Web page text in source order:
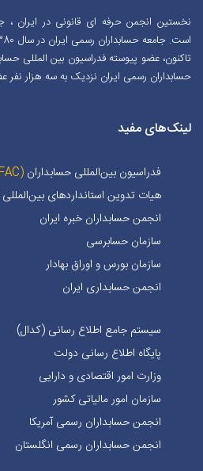
نخستین انجمن حرفه ای قانونی در ایران ،
حسابداران رسمی ایران نزدیک به سه هزار نفر
لینک‌های مفید
فدراسیون بین‌المللی حسابداران (IFAC)
هیات تدوین استانداردهای
انجمن حسابداران خبره ايران
سازمان حسابرسی
سازمان بورس و اوراق بهادار
انجمن حسابداری ایران
سیستم جامع اطلاع رسانی (کدال)
پایگاه اطلاع رسانی دولت
وزارت امور اقتصادی و دارایی
سازمان امور مالیاتی کشور
انجمن حسابداران رسمی آمریکا
انجمن حسابداران رسمی انگلستان